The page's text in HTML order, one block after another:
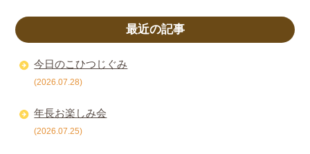
最近の記事
今日のこひつじぐみ
(2026.07.28)
年長お楽しみ会
(2026.07.25)